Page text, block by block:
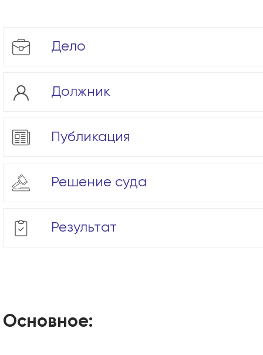
Дело
Должник
Публикация
Решение суда
Результат
Основное: